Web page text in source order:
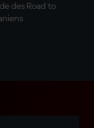
des Road to